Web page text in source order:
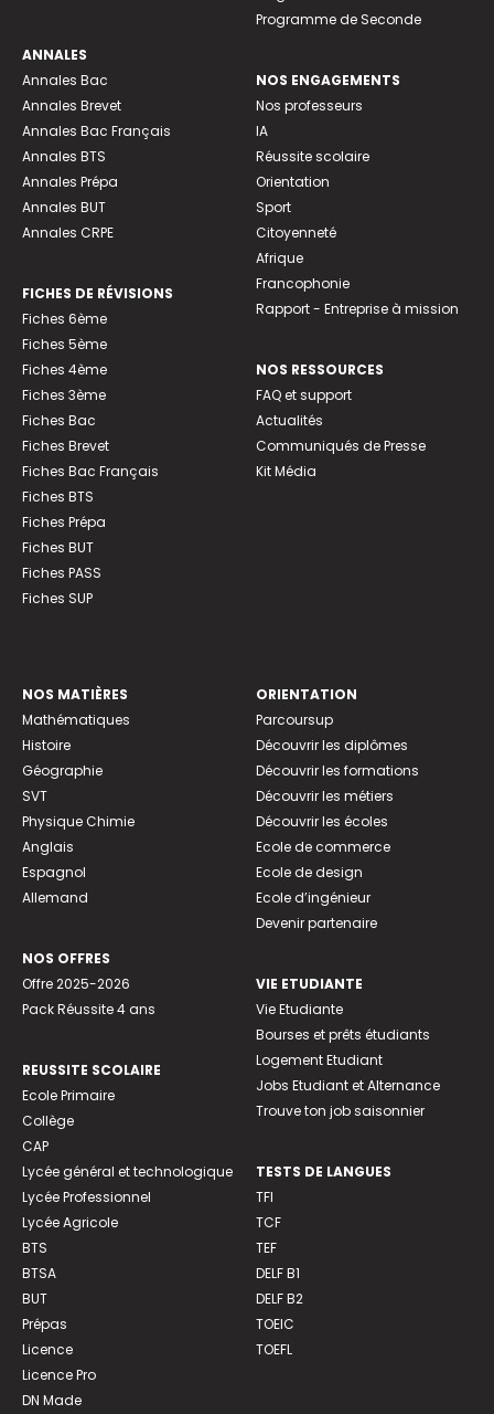
ANNALES
Annales Bac
Annales Brevet
Annales Bac Français
Annales BTS
Annales Prépa
Annales BUT
Annales CRPE
FICHES DE RÉVISIONS
Fiches 6ème
Fiches 5ème
Fiches 4ème
Fiches 3ème
Fiches Bac
Fiches Brevet
Fiches Bac Français
Fiches BTS
Fiches Prépa
Fiches BUT
Fiches PASS
Fiches SUP
Programme de Seconde
NOS ENGAGEMENTS
Nos professeurs
IA
Réussite scolaire
Orientation
Sport
Citoyenneté
Afrique
Francophonie
Rapport - Entreprise à mission
NOS RESSOURCES
FAQ et support
Actualités
Communiqués de Presse
Kit Média
NOS MATIÈRES
Mathématiques
Histoire
Géographie
SVT
Physique Chimie
Anglais
Espagnol
Allemand
NOS OFFRES
Offre 2025-2026
Pack Réussite 4 ans
REUSSITE SCOLAIRE
Ecole Primaire
Collège
CAP
Lycée général et technologique
Lycée Professionnel
Lycée Agricole
BTS
BTSA
BUT
Prépas
Licence
Licence Pro
DN Made
ORIENTATION
Parcoursup
Découvrir les diplômes
Découvrir les formations
Découvrir les métiers
Découvrir les écoles
Ecole de commerce
Ecole de design
Ecole d’ingénieur
Devenir partenaire
VIE ETUDIANTE
Vie Etudiante
Bourses et prêts étudiants
Logement Etudiant
Jobs Etudiant et Alternance
Trouve ton job saisonnier
TESTS DE LANGUES
TFI
TCF
TEF
DELF B1
DELF B2
TOEIC
TOEFL